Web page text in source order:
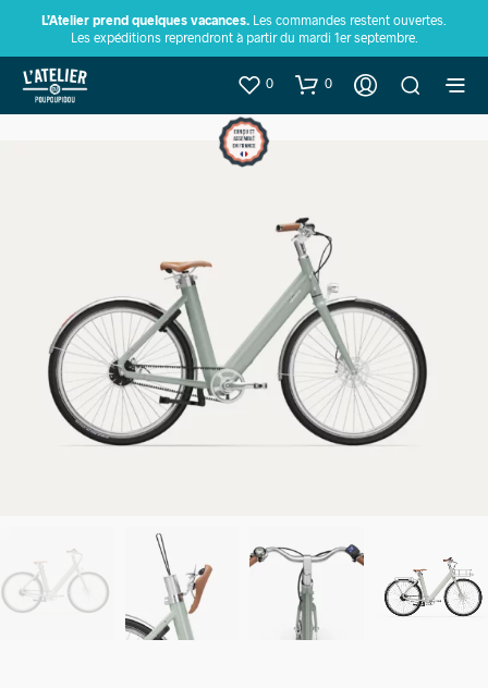
L’Atelier prend quelques vacances. Les commandes restent ouvertes.
Les expéditions reprendront à partir du mardi 1er septembre.
0 0